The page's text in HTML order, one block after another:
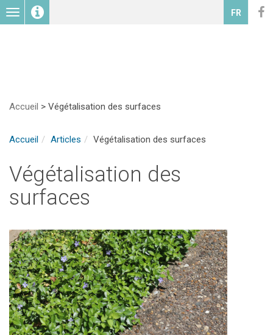
Toggle
navigation
FR
Accueil > Végétalisation des surfaces
Accueil Articles Végétalisation des surfaces
Végétalisation des
surfaces